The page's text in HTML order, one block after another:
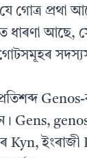
গোত্ৰ প্ৰথা
ধাৰণা আছে,
Gens,
Kyn, ইংৰাজী